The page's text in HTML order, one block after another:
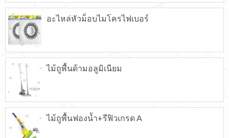
อะไหล่หัวม็อบไมโครไฟเบอร์
ไม้ถูพื้นด้ามอลูมิเนียม
ไม้ถูพื้นฟองน้ำ+รีฟิวเกรด A